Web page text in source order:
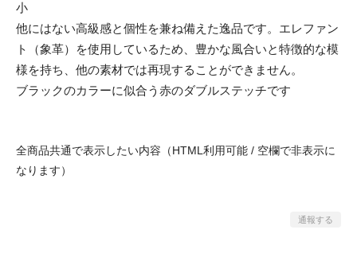
小
他にはない高級感と個性を兼ね備えた逸品です。エレファン
ト（象革）を使用しているため、豊かな風合いと特徴的な模
様を持ち、他の素材では再現することができません。
ブラックのカラーに似合う赤のダブルステッチです
全商品共通で表示したい内容（HTML利用可能 / 空欄で非表示に
なります）
通報する